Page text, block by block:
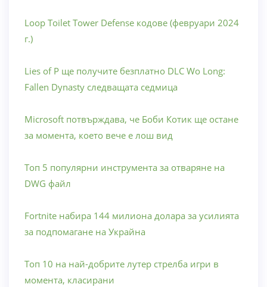
Loop Toilet Tower Defense кодове (февруари 2024
г.)
Lies of P ще получите безплатно DLC Wo Long:
Fallen Dynasty следващата седмица
Microsoft потвърждава, че Боби Котик ще остане
за момента, което вече е лош вид
Топ 5 популярни инструмента за отваряне на
DWG файл
Fortnite набира 144 милиона долара за усилията
за подпомагане на Украйна
Топ 10 на най-добрите лутер стрелба игри в
момента, класирани